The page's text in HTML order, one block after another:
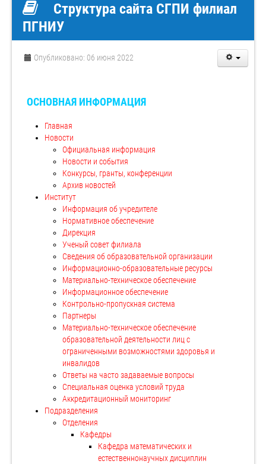
Структура сайта СГПИ филиал
ПГНИУ
Опубликовано: 06 июня 2022
ОСНОВНАЯ ИНФОРМАЦИЯ
Главная
Новости
Официальная информация
Новости и события
Конкурсы, гранты, конференции
Архив новостей
Институт
Информация об учредителе
Нормативное обеспечение
Дирекция
Ученый совет филиала
Сведения об образовательной организации
Информационно-образовательные ресурсы
Материально-техническое обеспечение
Информационное обеспечение
Контрольно-пропускная система
Партнеры
Материально-техническое обеспечение
образовательной деятельности лиц с
ограниченными возможностями здоровья и
инвалидов
Ответы на часто задаваемые вопросы
Специальная оценка условий труда
Аккредитационный мониторинг
Подразделения
Отделения
Кафедры
Кафедра математических и
естественнонаучных дисциплин